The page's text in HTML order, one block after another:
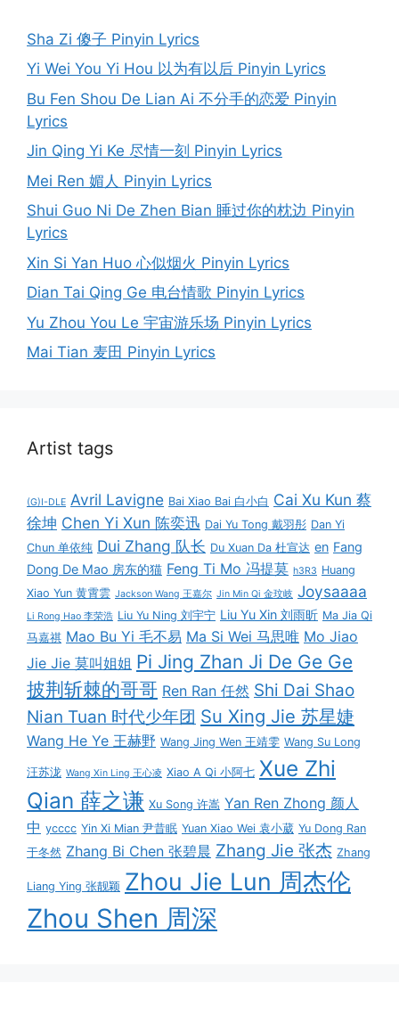
Sha Zi 傻子 Pinyin Lyrics
Yi Wei You Yi Hou 以为有以后 Pinyin Lyrics
Bu Fen Shou De Lian Ai 不分手的恋爱 Pinyin
Lyrics
Jin Qing Yi Ke 尽情一刻 Pinyin Lyrics
Mei Ren 媚人 Pinyin Lyrics
Shui Guo Ni De Zhen Bian 睡过你的枕边 Pinyin
Lyrics
Xin Si Yan Huo 心似烟火 Pinyin Lyrics
Dian Tai Qing Ge 电台情歌 Pinyin Lyrics
Yu Zhou You Le 宇宙游乐场 Pinyin Lyrics
Mai Tian 麦田 Pinyin Lyrics
Artist tags
(G)I-DLE Avril Lavigne Bai Xiao Bai 白小白 Cai Xu Kun 蔡
徐坤 Chen Yi Xun 陈奕迅 Dai Yu Tong 戴羽彤 Dan Yi
Chun 单依纯 Dui Zhang 队长 Du Xuan Da 杜宣达 en Fang
Dong De Mao 房东的猫 Feng Ti Mo 冯提莫 h3R3 Huang
Xiao Yun 黄霄雲 Jackson Wang 王嘉尔 Jin Min Qi 金玟岐 Joysaaaa
Li Rong Hao 李荣浩 Liu Yu Ning 刘宇宁 Liu Yu Xin 刘雨昕 Ma Jia Qi
马嘉祺 Mao Bu Yi 毛不易 Ma Si Wei 马思唯 Mo Jiao
Jie Jie 莫叫姐姐 Pi Jing Zhan Ji De Ge Ge
披荆斩棘的哥哥 Ren Ran 任然 Shi Dai Shao
Nian Tuan 时代少年团 Su Xing Jie 苏星婕
Wang He Ye 王赫野 Wang Jing Wen 王靖雯 Wang Su Long
汪苏泷 Wang Xin Ling 王心凌 Xiao A Qi 小阿七 Xue Zhi
Qian 薛之谦 Xu Song 许嵩 Yan Ren Zhong 颜人
中 ycccc Yin Xi Mian 尹昔眠 Yuan Xiao Wei 袁小葳 Yu Dong Ran
于冬然 Zhang Bi Chen 张碧晨 Zhang Jie 张杰 Zhang
Liang Ying 张靓颖 Zhou Jie Lun 周杰伦
Zhou Shen 周深